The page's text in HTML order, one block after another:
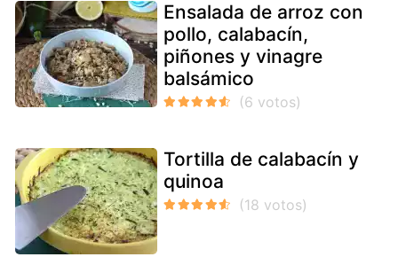
Ensalada de arroz con
pollo, calabacín,
piñones y vinagre
balsámico
Tortilla de calabacín y
quinoa